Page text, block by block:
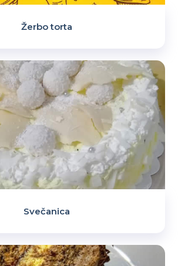
Žerbo torta
Svečanica